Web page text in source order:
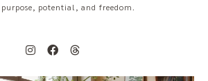
potential, and freedom.